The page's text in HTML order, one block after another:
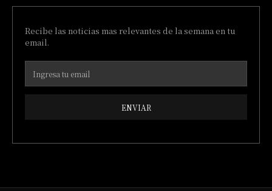
Recibe las noticias mas relevantes de la semana en tu
email.
ENVIAR